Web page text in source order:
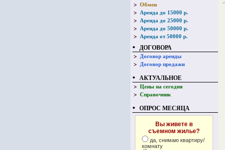
Обмен
Аренда до 15000 р.
Аренда до 25000 р.
Аренда до 50000 р.
Аренда от 50000 р.
• ДОГОВОРА
Договор аренды
Договор продажи
• АКТУАЛЬНОЕ
Цены на сегодня
Справочник
• ОПРОС МЕСЯЦА
Вы живете в
съемном жилье?
да, снимаю квартиру/
комнату